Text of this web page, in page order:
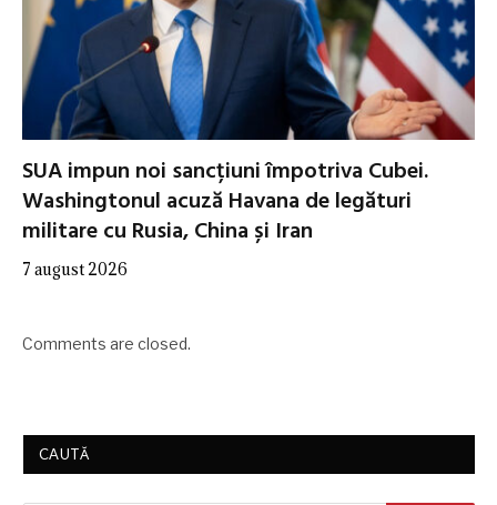
SUA impun noi sancțiuni împotriva Cubei.
Washingtonul acuză Havana de legături
militare cu Rusia, China și Iran
7 august 2026
Comments are closed.
CAUTĂ